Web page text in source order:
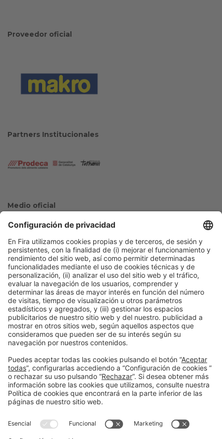
Proveedor oficial
Partners Institucionales
Medio oficial
Colaboradores